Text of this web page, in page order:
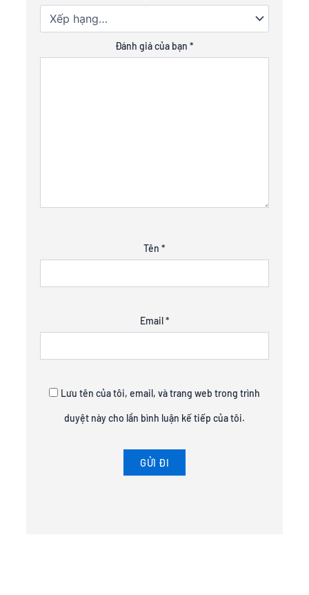
Đánh giá của bạn *
Tên *
Email*
Lưu tên của tôi, email, và trang web trong trình
duyệt này cho lần bình luận kế tiếp của tôi.